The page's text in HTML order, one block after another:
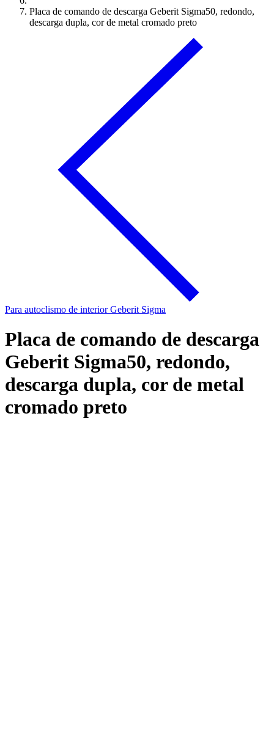
Placa de comando de descarga Geberit Sigma50, redondo,
descarga dupla, cor de metal cromado preto
Para autoclismo de interior Geberit Sigma
Placa de comando de descarga
Geberit Sigma50, redondo,
descarga dupla, cor de metal
cromado preto